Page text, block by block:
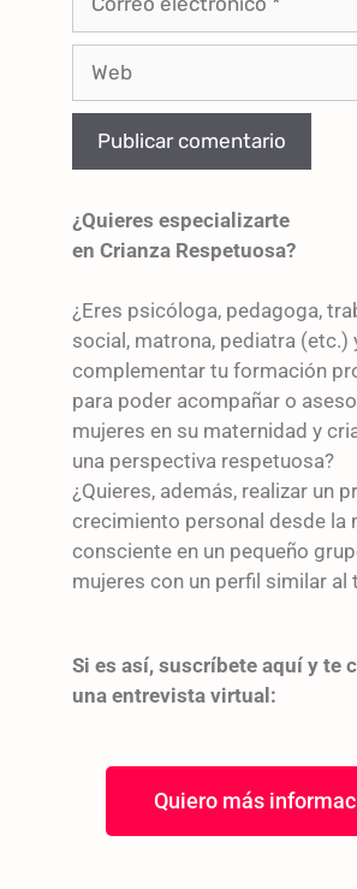
¿Quieres especializarte
en Crianza Respetuosa?
¿Eres psicóloga, pedagoga,
social, matrona, pediatra (etc.)
complementar tu formación
para poder acompañar o
mujeres en su maternidad y
una perspectiva respetuosa?
¿Quieres, además, realizar un
crecimiento personal desde la
consciente en un pequeño
mujeres con un perfil similar al
Si es así, suscríbete aquí y te
una entrevista virtual:
Quiero más